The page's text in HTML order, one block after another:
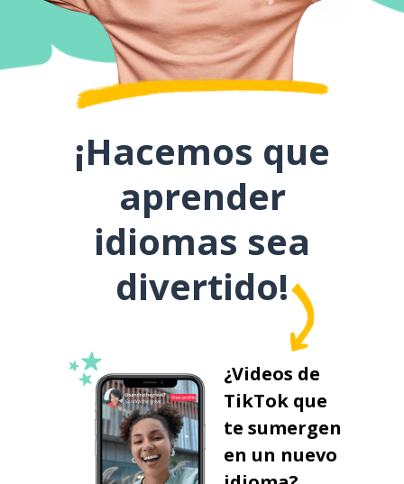
¡Hacemos que
aprender
idiomas sea
divertido!
¿Videos de
TikTok que
te sumergen
en un nuevo